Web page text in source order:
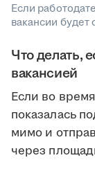
Если
вакансии будет
Что делать,
вакансией
Если во
показалась
мимо и
через